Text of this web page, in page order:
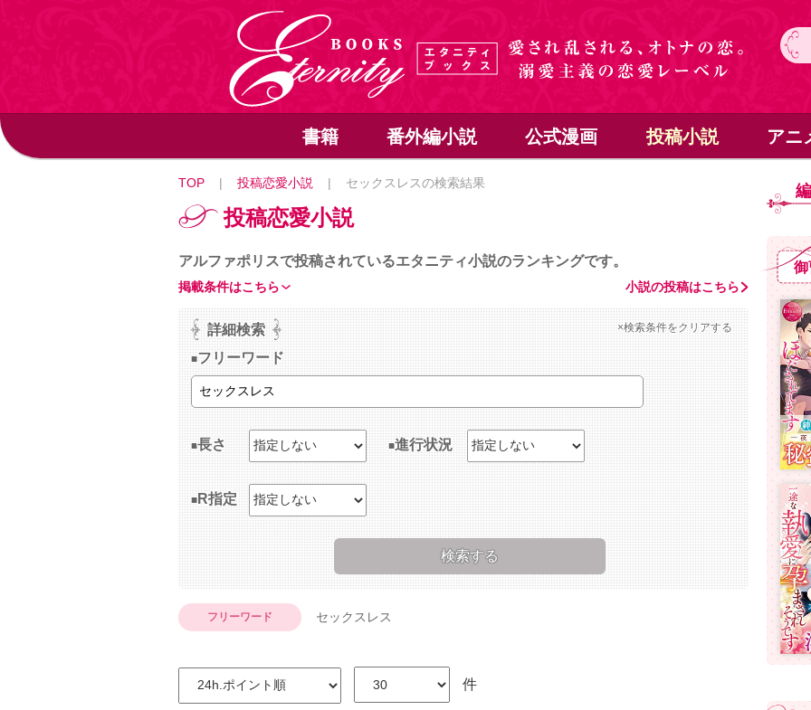
書籍 番外編小説 公式漫画 投稿小説 アニ
TOP | 投稿恋愛小説 | セックスレスの検索結果
投稿恋愛小説
アルファポリスで投稿されているエタニティ小説のランキングです。
小説の投稿はこちら
掲載条件はこちら
詳細検索 ×検索条件をクリアする
フリーワード
長さ 進行状況
R指定
フリーワード セックスレス
件